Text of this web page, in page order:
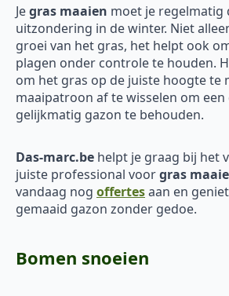
Jegras maaien moet je regelmatig
uitzondering in de winter. Niet
groei van het gras, het helpt ook
plagen onder controle te houden.
om het gras op de juiste hoogte te
maaipatroon af te wisselen om een
gelijkmatig gazon te behouden.
Das-marc.be helpt je graag bij het
juiste professional voorgras
vandaag nog offertesaan en
gemaaid gazon zonder gedoe.
Bomen snoeien